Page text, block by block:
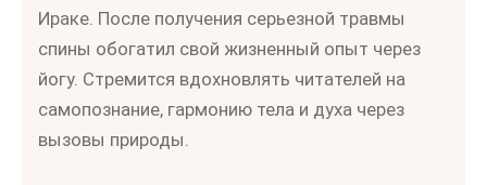
Ираке. После получения серьезной травмы
спины обогатил свой жизненный опыт через
йогу. Стремится вдохновлять читателей на
самопознание, гармонию тела и духа через
вызовы природы.